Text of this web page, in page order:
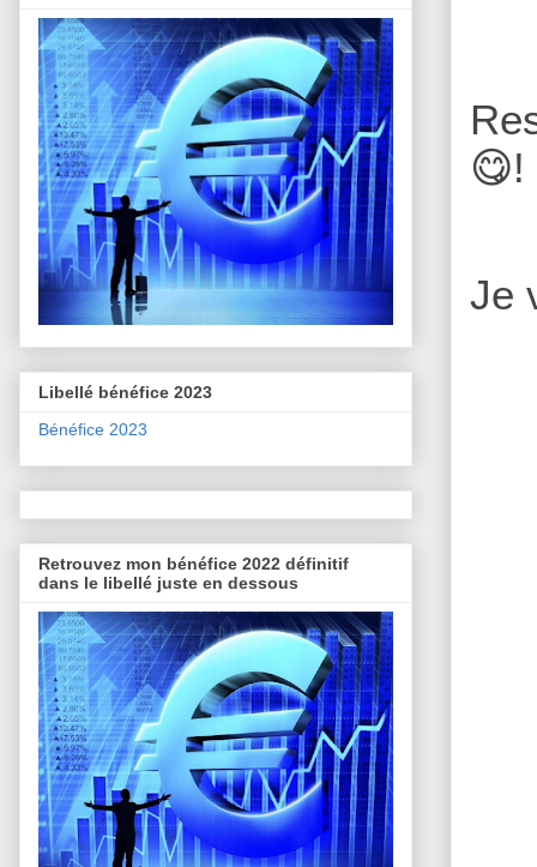
😋!
Je
Libellé bénéfice 2023
Bénéfice 2023
Retrouvez mon bénéfice 2022 définitif
dans le libellé juste en dessous